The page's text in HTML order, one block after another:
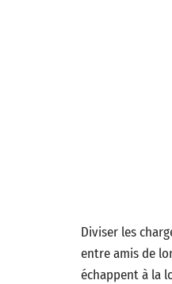
Diviser les
entre amis de
échappent à la